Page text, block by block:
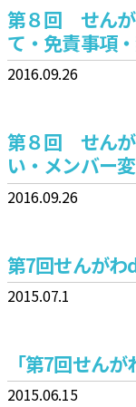
協
同
組
合
第８回 せんが
て・免責事項・
2016.09.26
第８回 せんが
い・メンバー
2016.09.26
第7回せんがわ
2015.07.1
「第7回せん
2015.06.15